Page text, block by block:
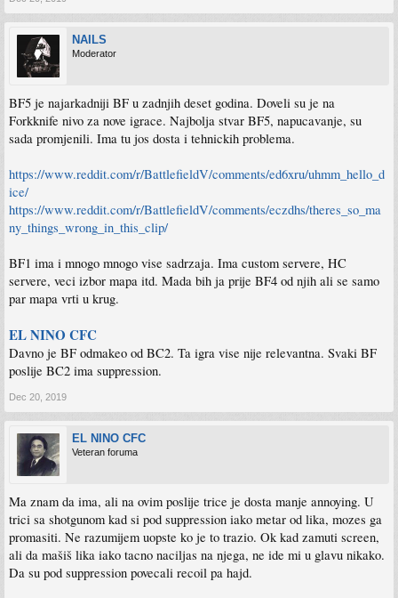
NAILS
Moderator
BF5 je najarkadniji BF u zadnjih deset godina. Doveli su je na
Forkknife nivo za nove igrace. Najbolja stvar BF5, napucavanje, su
sada promjenili. Ima tu jos dosta i tehnickih problema.
https://www.reddit.com/r/BattlefieldV/comments/ed6xru/uhmm_hello_d
ice/
https://www.reddit.com/r/BattlefieldV/comments/eczdhs/theres_so_ma
ny_things_wrong_in_this_clip/
BF1 ima i mnogo mnogo vise sadrzaja. Ima custom servere, HC
servere, veci izbor mapa itd. Mada bih ja prije BF4 od njih ali se samo
par mapa vrti u krug.
EL NINO CFC
Davno je BF odmakeo od BC2. Ta igra vise nije relevantna. Svaki BF
poslije BC2 ima suppression.
Dec 20, 2019
EL NINO CFC
Veteran foruma
Ma znam da ima, ali na ovim poslije trice je dosta manje annoying. U
trici sa shotgunom kad si pod suppression iako metar od lika, mozes ga
promasiti. Ne razumijem uopste ko je to trazio. Ok kad zamuti screen,
ali da mašiš lika iako tacno naciljas na njega, ne ide mi u glavu nikako.
Da su pod suppression povecali recoil pa hajd.